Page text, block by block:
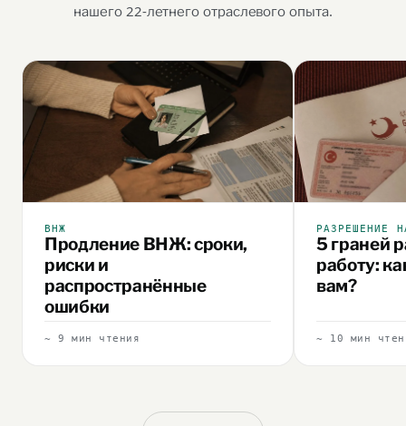
нашего 22-летнего отраслевого опыта.
ВНЖ
Продление ВНЖ: сроки,
риски и
распространённые
ошибки
~ 9 мин чтения
РАЗРЕШЕНИЕ
5 граней
работу:
вам?
~ 10 мин